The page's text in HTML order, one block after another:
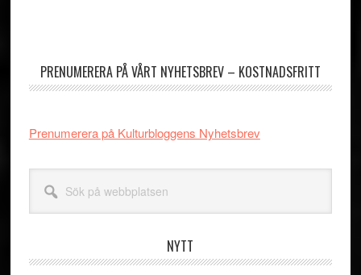
PRENUMERERA PÅ VÅRT NYHETSBREV – KOSTNADSFRITT
Prenumerera på Kulturbloggens Nyhetsbrev
webbplatsen
NYTT